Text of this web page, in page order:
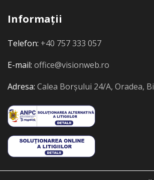
Informații
Telefon: +40 757 333 057
E-mail: office@visionweb.ro
Adresa: Calea Borșului 24/A, Oradea,